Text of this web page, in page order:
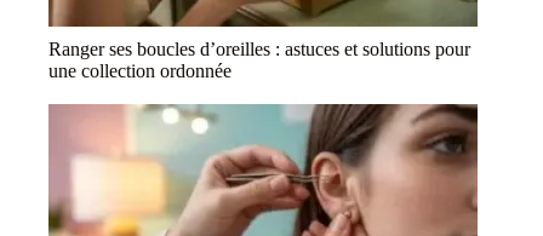
Ranger ses boucles d’oreilles : astuces et solutions pour
une collection ordonnée